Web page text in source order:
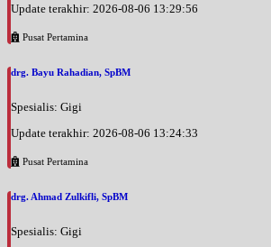
Update terakhir: 2026-08-06 13:29:56
Pusat Pertamina
drg. Bayu Rahadian, SpBM
Spesialis: Gigi
Update terakhir: 2026-08-06 13:24:33
Pusat Pertamina
drg. Ahmad Zulkifli, SpBM
Spesialis: Gigi